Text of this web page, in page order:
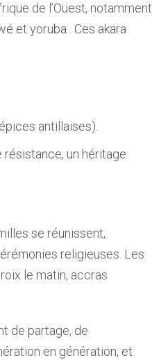
de l’Ouest, notamment
et yoruba . Ces akara
antillaises).
un héritage
se réunissent,
religieuses. Les
le matin, accras
de partage, de
en génération, et